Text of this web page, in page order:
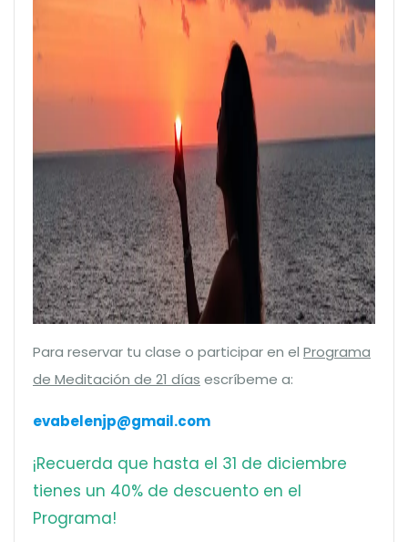
Para reservar tu clase o participar en el Programa
de Meditación de 21 días escríbeme a:
evabelenjp@gmail.com
¡Recuerda que hasta el 31 de diciembre
tienes un 40% de descuento en el
Programa!